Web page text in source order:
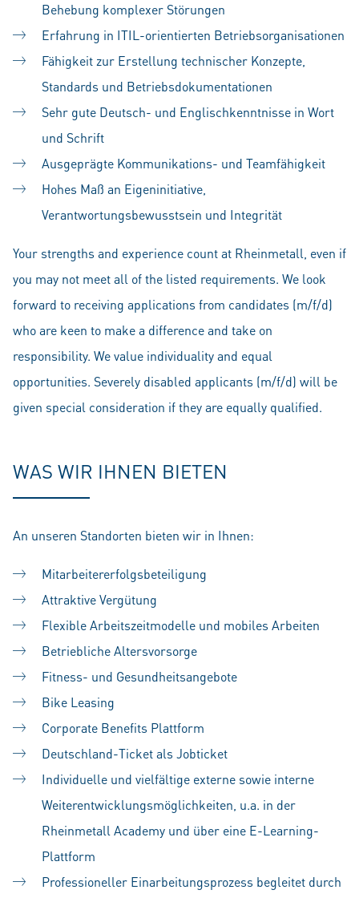
Behebung komplexer Störungen
Erfahrung in ITIL-orientierten Betriebsorganisationen
Fähigkeit zur Erstellung technischer Konzepte,
Standards und Betriebsdokumentationen
Sehr gute Deutsch- und Englischkenntnisse in Wort
und Schrift
Ausgeprägte Kommunikations- und Teamfähigkeit
Hohes Maß an Eigeninitiative,
Verantwortungsbewusstsein und Integrität
Your strengths and experience count at Rheinmetall, even if
you may not meet all of the listed requirements. We look
forward to receiving applications from candidates (m/f/d)
who are keen to make a difference and take on
responsibility. We value individuality and equal
opportunities. Severely disabled applicants (m/f/d) will be
given special consideration if they are equally qualified.
WAS WIR IHNEN BIETEN
An unseren Standorten bieten wir in Ihnen:
Mitarbeitererfolgsbeteiligung
Attraktive Vergütung
Flexible Arbeitszeitmodelle und mobiles Arbeiten
Betriebliche Altersvorsorge
Fitness- und Gesundheitsangebote
Bike Leasing
Corporate Benefits Plattform
Deutschland-Ticket als Jobticket
Individuelle und vielfältige externe sowie interne
Weiterentwicklungsmöglichkeiten, u.a. in der
Rheinmetall Academy und über eine E-Learning-
Plattform
Professioneller Einarbeitungsprozess begleitet durch